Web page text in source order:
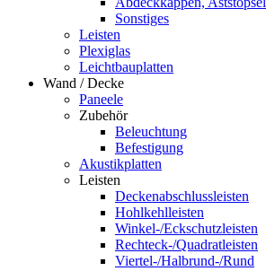
Sonstiges
Leisten
Plexiglas
Leichtbauplatten
Wand / Decke
Paneele
Zubehör
Beleuchtung
Befestigung
Akustikplatten
Leisten
Deckenabschlussleisten
Hohlkehlleisten
Winkel-/Eckschutzleisten
Rechteck-/Quadratleisten
Viertel-/Halbrund-/Rund